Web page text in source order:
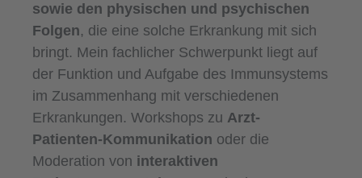
sowie den physischen und psychischen
Folgen, die eine solche Erkrankung mit sich
bringt. Mein fachlicher Schwerpunkt liegt auf
der Funktion und Aufgabe des Immunsystems
im Zusammenhang mit verschiedenen
Erkrankungen. Workshops zu Arzt-
Patienten-Kommunikation oder die
Moderation von interaktiven